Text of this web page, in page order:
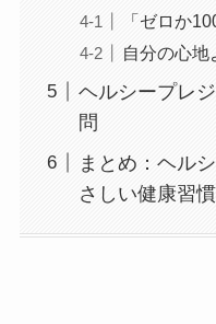
「ゼロか
自分の心地
ヘルシープレ
問
まとめ：ヘル
さしい健康習